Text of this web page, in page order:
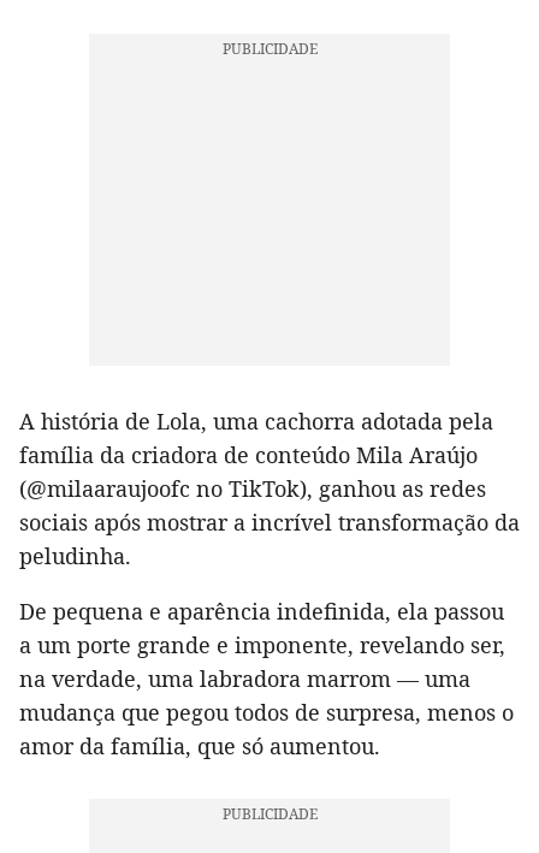
A história de Lola, uma cachorra adotada pela
família da criadora de conteúdo Mila Araújo
(@milaaraujoofc no TikTok), ganhou as redes
sociais após mostrar a incrível transformação da
peludinha.
De pequena e aparência indefinida, ela passou
a um porte grande e imponente, revelando ser,
na verdade, uma labradora marrom — uma
mudança que pegou todos de surpresa, menos o
amor da família, que só aumentou.